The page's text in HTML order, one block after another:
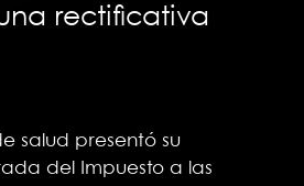
rectificativa
salud presentó su
del Impuesto a las